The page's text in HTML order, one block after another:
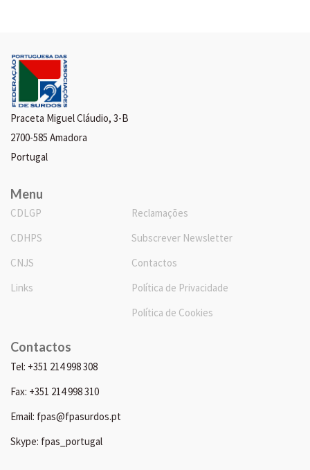
Praceta Miguel Cláudio, 3-B
2700-585 Amadora
Portugal
Menu
CDLGP
CDHPS
CNJS
Links
Reclamações
Subscrever Newsletter
Contactos
Política de Privacidade
Política de Cookies
Contactos
Tel: +351 214 998 308
Fax: +351 214 998 310
Email: fpas@fpasurdos.pt
Skype: fpas_portugal